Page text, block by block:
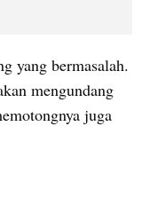
yang bermasalah.
mengundang
juga